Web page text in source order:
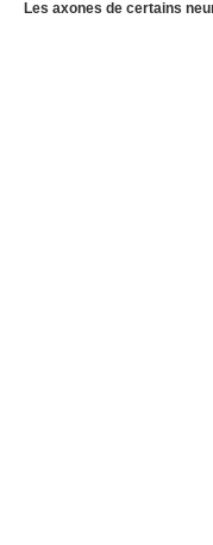
Les axones de certains